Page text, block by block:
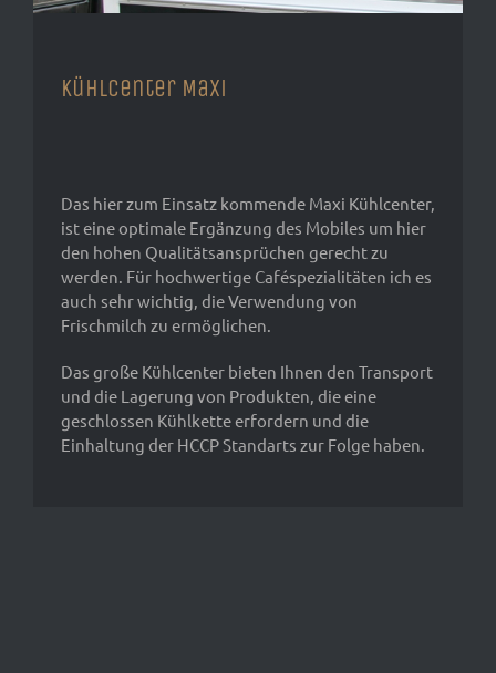
Kühlcenter Maxi
Das hier zum Einsatz kommende Maxi Kühlcenter,
ist eine optimale Ergänzung des Mobiles um hier
den hohen Qualitätsansprüchen gerecht zu
werden. Für hochwertige Caféspezialitäten ich es
auch sehr wichtig, die Verwendung von
Frischmilch zu ermöglichen.
Das große Kühlcenter bieten Ihnen den Transport
und die Lagerung von Produkten, die eine
geschlossen Kühlkette erfordern und die
Einhaltung der HCCP Standarts zur Folge haben.